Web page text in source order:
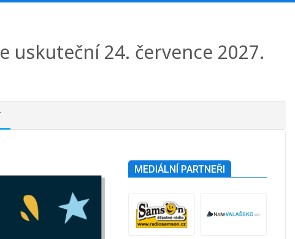
uskuteční 24. července 2027.
MEDIÁLNÍ PARTNEŘI